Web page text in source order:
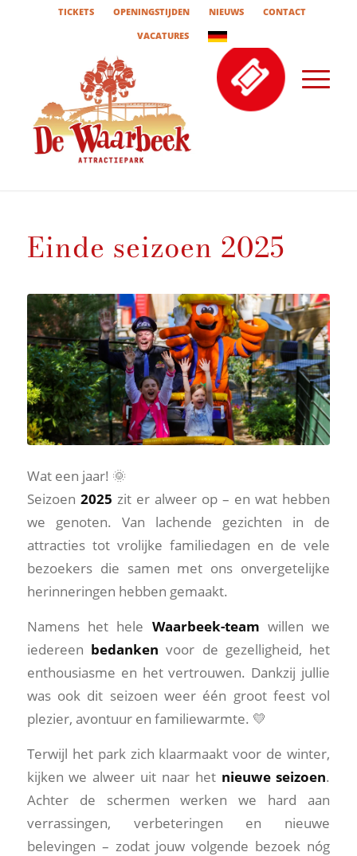
TICKETS OPENINGSTIJDEN NIEUWS
CONTACT
VACATURES
Einde seizoen 2025
Wat een jaar! 🌞
Seizoen 2025 zit er alweer op – en wat hebben
we genoten. Van lachende gezichten in de
attracties tot vrolijke familiedagen en de vele
bezoekers die samen met ons onvergetelijke
herinneringen hebben gemaakt.
Namens het hele Waarbeek-team willen we
iedereen bedanken voor de gezelligheid, het
enthousiasme en het vertrouwen. Dankzij jullie
was ook dit seizoen weer één groot feest vol
plezier, avontuur en familiewarmte. 💛
Terwijl het park zich klaarmaakt voor de winter,
kijken we alweer uit naar het nieuwe seizoen.
Achter de schermen werken we hard aan
verrassingen, verbeteringen en nieuwe
belevingen – zodat jouw volgende bezoek nóg